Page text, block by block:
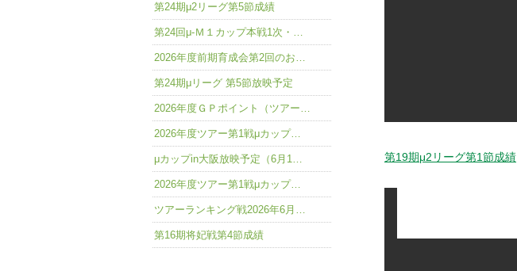
第19期μ2リーグ第1節成績
第24期μ2リーグ第5節成績
第24回μ-Ｍ１カップ本戦1次・…
2026年度前期育成会第2回のお…
第24期μリーグ 第5節放映予定
2026年度ＧＰポイント（ツアー…
2026年度ツアー第1戦μカップ…
μカップin大阪放映予定（6月1…
2026年度ツアー第1戦μカップ…
ツアーランキング戦2026年6月…
第16期将妃戦第4節成績